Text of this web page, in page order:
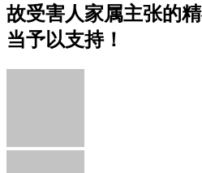
故受害人家属主张的
当予以支持！